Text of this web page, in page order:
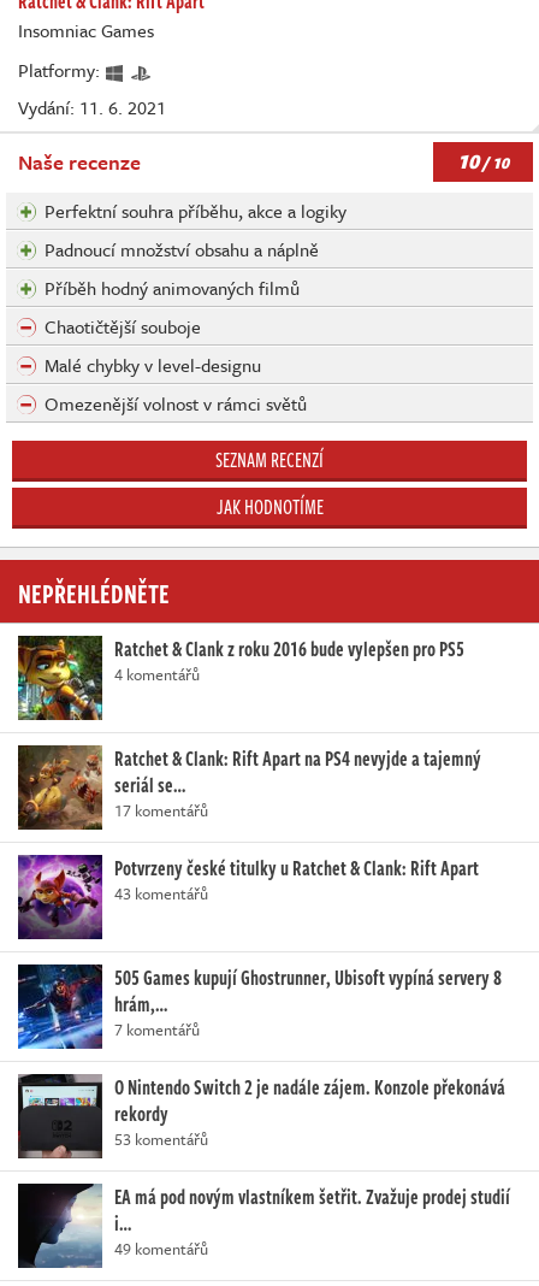
Insomniac Games
Platformy:
Vydání: 11. 6. 2021
Naše recenze 10/ 10
Perfektní souhra příběhu, akce a logiky
Padnoucí množství obsahu a náplně
Příběh hodný animovaných filmů
Chaotičtější souboje
Malé chybky v level-designu
Omezenější volnost v rámci světů
SEZNAM RECENZÍ
JAK HODNOTÍME
NEPŘEHLÉDNĚTE
Ratchet & Clank z roku 2016 bude vylepšen pro PS5
4 komentářů
Ratchet & Clank: Rift Apart na PS4 nevyjde a tajemný
seriál se…
17 komentářů
Potvrzeny české titulky u Ratchet & Clank: Rift Apart
43 komentářů
505 Games kupují Ghostrunner, Ubisoft vypíná servery 8
hrám,…
7 komentářů
O Nintendo Switch 2 je nadále zájem. Konzole překonává
rekordy
53 komentářů
EA má pod novým vlastníkem šetřit. Zvažuje prodej studií
i…
49 komentářů